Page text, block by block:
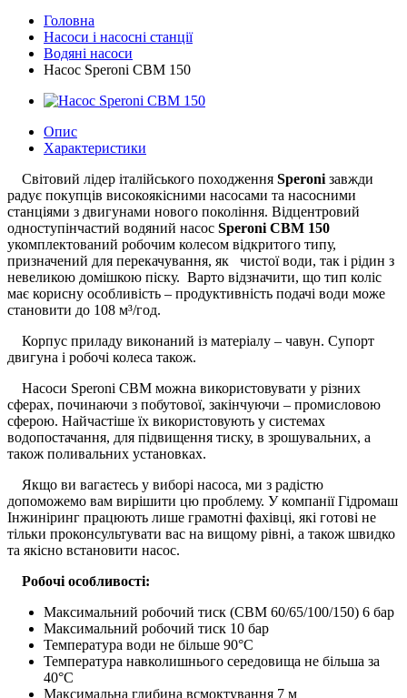
Головна
Насоси і насосні станції
Водяні насоси
Насос Speroni CBM 150
Опис
Характеристики
Світовий лідер італійського походження Speroni завжди
радує покупців високоякісними насосами та насосними
станціями з двигунами нового покоління. Відцентровий
одноступінчастий водяний насос Speroni CBM 150
укомплектований робочим колесом відкритого типу,
призначений для перекачування, як чистої води, так і рідин з
невеликою домішкою піску. Варто відзначити, що тип коліс
має корисну особливість – продуктивність подачі води може
становити до 108 м³/год.
Корпус приладу виконаний із матеріалу – чавун. Супорт
двигуна і робочі колеса також.
Насоси Speroni CBM можна використовувати у різних
сферах, починаючи з побутової, закінчуючи – промисловою
сферою. Найчастіше їх використовують у системах
водопостачання, для підвищення тиску, в зрошувальних, а
також поливальних установках.
Якщо ви вагаєтесь у виборі насоса, ми з радістю
допоможемо вам вирішити цю проблему. У компанії Гідромаш
Інжиніринг працюють лише грамотні фахівці, які готові не
тільки проконсультувати вас на вищому рівні, а також швидко
та якісно встановити насос.
Робочі особливості:
Максимальний робочий тиск (CBM 60/65/100/150) 6 бар
Максимальний робочий тиск 10 бар
Температура води не більше 90°C
Температура навколишнього середовища не більша за
40°C
Максимальна глибина всмоктування 7 м